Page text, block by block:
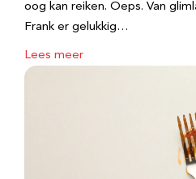
oog kan reiken. Oeps. Van
Frank er gelukkig…
Lees meer